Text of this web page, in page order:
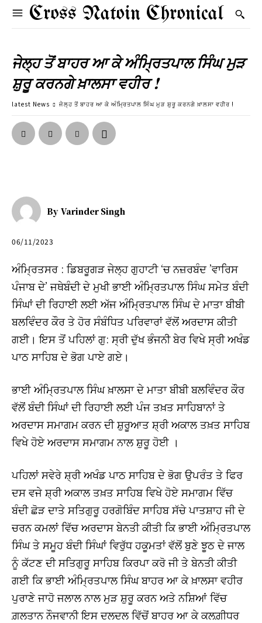
Cross Natoin Chronical
ਜੇਲ੍ਹ ਤੋਂ ਬਾਹਰ ਆ ਕੇ ਅੰਮ੍ਰਿਤਪਾਲ ਸਿੰਘ ਮੁੜ
ਸ਼ੁਰੂ ਕਰਨਗੇ ਖ਼ਾਲਸਾ ਵਹੀਰ !
latest News ਜੇਲ੍ਹ ਤੋਂ ਬਾਹਰ ਆ ਕੇ ਅੰਮ੍ਰਿਤਪਾਲ ਸਿੰਘ ਮੁੜ ਸ਼ੁਰੂ ਕਰਨਗੇ ਖ਼ਾਲਸਾ ਵਹੀਰ !
By Varinder Singh
06/11/2023
ਅੰਮ੍ਰਿਤਸਰ : ਡਿਬਰੂਗੜ ਜੇਲ੍ਹ ਗੁਹਾਟੀ ‘ਚ ਨਜ਼ਰਬੰਦ ’ਵਾਰਿਸ
ਪੰਜਾਬ ਦੇ’ ਜਥੇਬੰਦੀ ਦੇ ਮੁਖੀ ਭਾਈ ਅੰਮ੍ਰਿਤਪਾਲ ਸਿੰਘ ਸਮੇਤ ਬੰਦੀ
ਸਿੰਘਾਂ ਦੀ ਰਿਹਾਈ ਲਈ ਅੱਜ ਅੰਮ੍ਰਿਤਪਾਲ ਸਿੰਘ ਦੇ ਮਾਤਾ ਬੀਬੀ
ਬਲਵਿੰਦਰ ਕੌਰ ਤੇ ਹੋਰ ਸੰਬੰਧਿਤ ਪਰਿਵਾਰਾਂ ਵੱਲੋਂ ਅਰਦਾਸ ਕੀਤੀ
ਗਈ। ਇਸ ਤੋਂ ਪਹਿਲਾਂ ਗੁ: ਸ੍ਰੀ ਦੁੱਖ ਭੰਜਨੀ ਬੇਰ ਵਿਖੇ ਸ੍ਰੀ ਅਖੰਡ
ਪਾਠ ਸਾਹਿਬ ਦੇ ਭੋਗ ਪਾਏ ਗਏ।
ਭਾਈ ਅੰਮ੍ਰਿਤਪਾਲ ਸਿੰਘ ਖ਼ਾਲਸਾ ਦੇ ਮਾਤਾ ਬੀਬੀ ਬਲਵਿੰਦਰ ਕੌਰ
ਵੱਲੋਂ ਬੰਦੀ ਸਿੰਘਾਂ ਦੀ ਰਿਹਾਈ ਲਈ ਪੰਜ ਤਖ਼ਤ ਸਾਹਿਬਾਨਾਂ ਤੇ
ਅਰਦਾਸ ਸਮਾਗਮ ਕਰਨ ਦੀ ਸ਼ੁਰੂਆਤ ਸ਼੍ਰੀ ਅਕਾਲ ਤਖ਼ਤ ਸਾਹਿਬ
ਵਿਖੇ ਹੋਏ ਅਰਦਾਸ ਸਮਾਗਮ ਨਾਲ ਸ਼ੁਰੂ ਹੋਈ ।
ਪਹਿਲਾਂ ਸਵੇਰੇ ਸ਼੍ਰੀ ਅਖੰਡ ਪਾਠ ਸਾਹਿਬ ਦੇ ਭੋਗ ਉਪਰੰਤ ਤੇ ਫਿਰ
ਦਸ ਵਜੇ ਸ਼੍ਰੀ ਅਕਾਲ ਤਖ਼ਤ ਸਾਹਿਬ ਵਿਖੇ ਹੋਏ ਸਮਾਗਮ ਵਿੱਚ
ਬੰਦੀ ਛੋੜ ਦਾਤੇ ਸਤਿਗੁਰੂ ਹਰਗੋਬਿੰਦ ਸਾਹਿਬ ਸੱਚੇ ਪਾਤਸ਼ਾਹ ਜੀ ਦੇ
ਚਰਨ ਕਮਲਾਂ ਵਿੱਚ ਅਰਦਾਸ ਬੇਨਤੀ ਕੀਤੀ ਕਿ ਭਾਈ ਅੰਮ੍ਰਿਤਪਾਲ
ਸਿੰਘ ਤੇ ਸਮੂਹ ਬੰਦੀ ਸਿੰਘਾਂ ਵਿਰੁੱਧ ਹਕੂਮਤਾਂ ਵੱਲੋਂ ਬੁਣੇ ਝੂਠ ਦੇ ਜਾਲ
ਨੂੰ ਕੱਟਣ ਦੀ ਸਤਿਗੁਰੂ ਸਾਹਿਬ ਕਿਰਪਾ ਕਰੋ ਜੀ ਤੇ ਬੇਨਤੀ ਕੀਤੀ
ਗਈ ਕਿ ਭਾਈ ਅੰਮ੍ਰਿਤਪਾਲ ਸਿੰਘ ਬਾਹਰ ਆ ਕੇ ਖ਼ਾਲਸਾ ਵਹੀਰ
ਪੁਰਾਣੇ ਜਾਹੋ ਜਲਾਲ ਨਾਲ ਮੁੜ ਸ਼ੁਰੂ ਕਰਨ ਅਤੇ ਨਸ਼ਿਆਂ ਵਿੱਚ
ਗ਼ਲਤਾਨ ਨੌਜਵਾਨੀ ਇਸ ਦਲਦਲ ਵਿੱਚੋਂ ਬਾਹਰ ਆ ਕੇ ਕਲਗ਼ੀਧਰ